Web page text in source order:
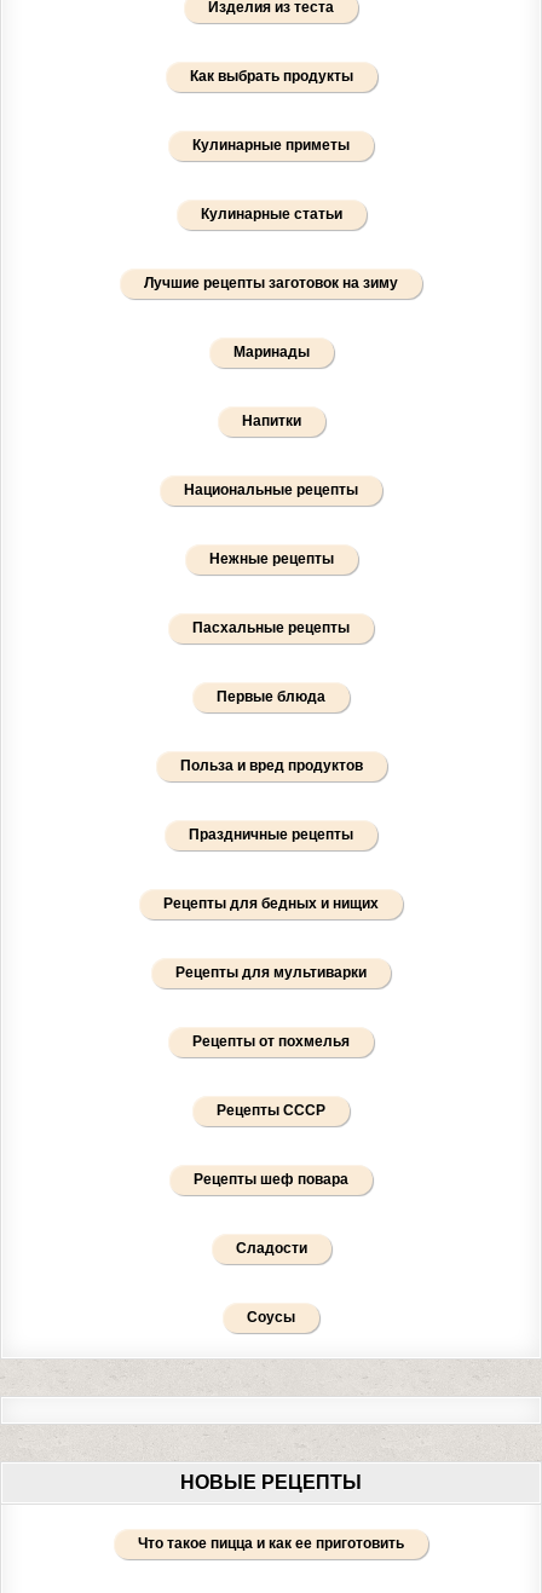
Изделия из теста
Как выбрать продукты
Кулинарные приметы
Кулинарные статьи
Лучшие рецепты заготовок на зиму
Маринады
Напитки
Национальные рецепты
Нежные рецепты
Пасхальные рецепты
Первые блюда
Польза и вред продуктов
Праздничные рецепты
Рецепты для бедных и нищих
Рецепты для мультиварки
Рецепты от похмелья
Рецепты СССР
Рецепты шеф повара
Сладости
Соусы
НОВЫЕ РЕЦЕПТЫ
Что такое пицца и как ее приготовить